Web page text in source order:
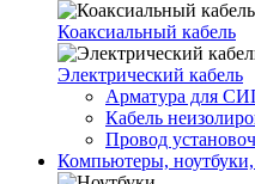
Коаксиальный кабель
Электрический кабель
Арматура для
Кабель
Провод
Компьютеры,